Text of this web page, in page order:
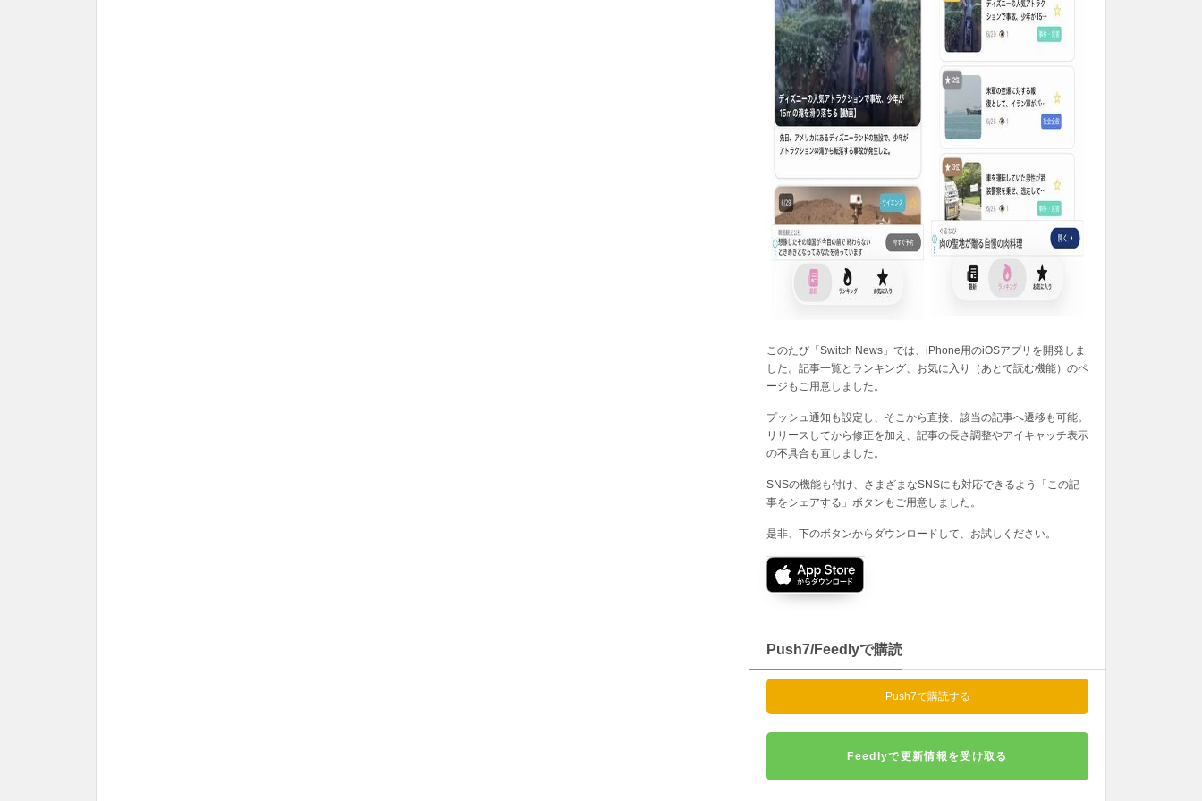
このたび「Switch News」では、iPhone用のiOSアプリを開発しま
した。記事一覧とランキング、お気に入り（あとで読む機能）のペ
ージもご用意しました。
プッシュ通知も設定し、そこから直接、該当の記事へ遷移も可能。
リリースしてから修正を加え、記事の長さ調整やアイキャッチ表示
の不具合も直しました。
SNSの機能も付け、さまざまなSNSにも対応できるよう「この記
事をシェアする」ボタンもご用意しました。
是非、下のボタンからダウンロードして、お試しください。
Push7/Feedlyで購読
Push7で購読する
Feedlyで更新情報を受け取る